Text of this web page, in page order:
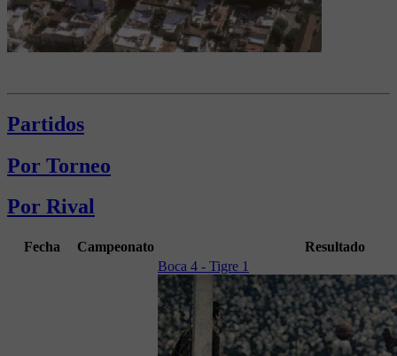
Partidos
Por Torneo
Por Rival
Fecha Campeonato Resultado
Boca 4 - Tigre 1